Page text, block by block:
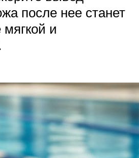
после нее станет
мягкой и